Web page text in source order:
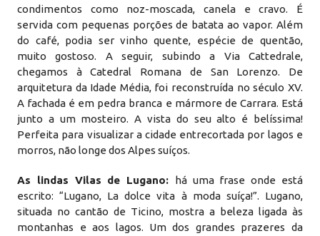
condimentos como noz-moscada, canela e cravo. É
servida com pequenas porções de batata ao vapor. Além
do café, podia ser vinho quente, espécie de quentão,
muito gostoso. A seguir, subindo a Via Cattedrale,
chegamos à Catedral Romana de San Lorenzo. De
arquitetura da Idade Média, foi reconstruída no século XV.
A fachada é em pedra branca e mármore de Carrara. Está
junto a um mosteiro. A vista do seu alto é belíssima!
Perfeita para visualizar a cidade entrecortada por lagos e
morros, não longe dos Alpes suíços.
As lindas Vilas de Lugano: há uma frase onde está
escrito: “Lugano, La dolce vita à moda suíça!”. Lugano,
situada no cantão de Ticino, mostra a beleza ligada às
montanhas e aos lagos. Um dos grandes prazeres da